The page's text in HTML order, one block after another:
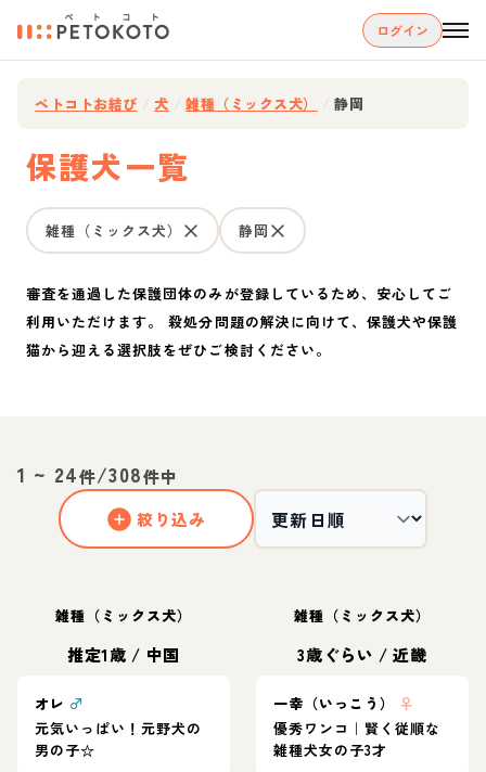
ログイン
ペトコトお結び 犬 雑種（ミックス犬） 静岡
保護犬一覧
雑種（ミックス犬） 静岡
審査を通過した保護団体のみが登録しているため、安心してご
利用いただけます。 殺処分問題の解決に向けて、保護犬や保護
猫から迎える選択肢をぜひご検討ください。
1 ~ 24件/308件中
絞り込み
雑種（ミックス犬）
推定1歳 / 中国
オレ ♂
元気いっぱい！元野犬の
男の子☆
雑種（ミックス犬）
3歳ぐらい /近畿
一幸（いっこう）
♀
優秀ワンコ｜賢く従順な
雑種犬女の子3才